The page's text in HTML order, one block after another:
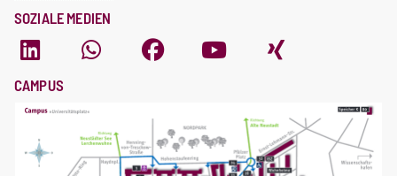
SOZIALE MEDIEN
CAMPUS